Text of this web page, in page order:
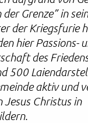
Grenze” in
der Kriegsfurie
hier Passions-
des
500
aktiv und
Jesus Christus in